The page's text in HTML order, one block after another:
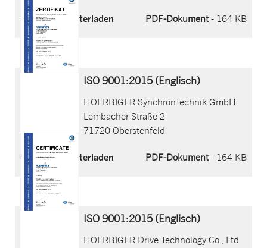
Jetzt herunterladen PDF-Dokument- 164 KB
ISO 9001:2015 (Englisch)
HOERBIGER SynchronTechnik GmbH
Lembacher Straße 2
71720 Oberstenfeld
Jetzt herunterladen PDF-Dokument- 164 KB
ISO 9001:2015 (Englisch)
HOERBIGER Drive Technology Co., Ltd